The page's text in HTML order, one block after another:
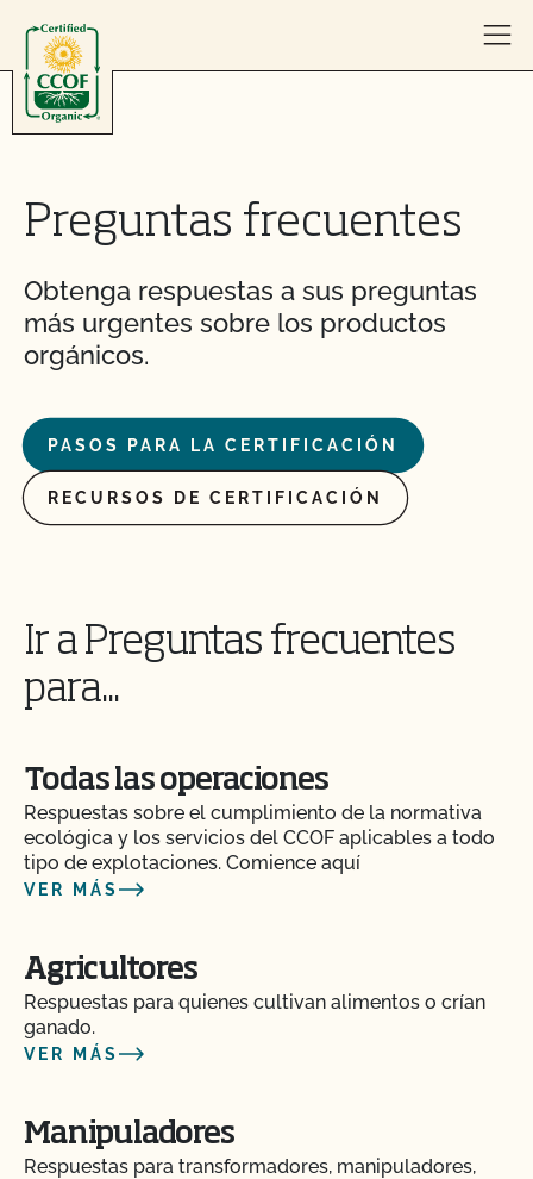
Preguntas frecuentes
Obtenga respuestas a sus preguntas
más urgentes sobre los productos
orgánicos.
PASOS PARA LA CERTIFICACIÓN
RECURSOS DE CERTIFICACIÓN
Ir a Preguntas frecuentes
para...
Todas las operaciones
Respuestas sobre el cumplimiento de la normativa
ecológica y los servicios del CCOF aplicables a todo
tipo de explotaciones. Comience aquí
VER MÁS
Agricultores
Respuestas para quienes cultivan alimentos o crían
ganado.
VER MÁS
Manipuladores
Respuestas para transformadores, manipuladores,